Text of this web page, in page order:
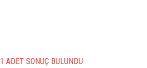
1 ADET SONUÇ BULUNDU